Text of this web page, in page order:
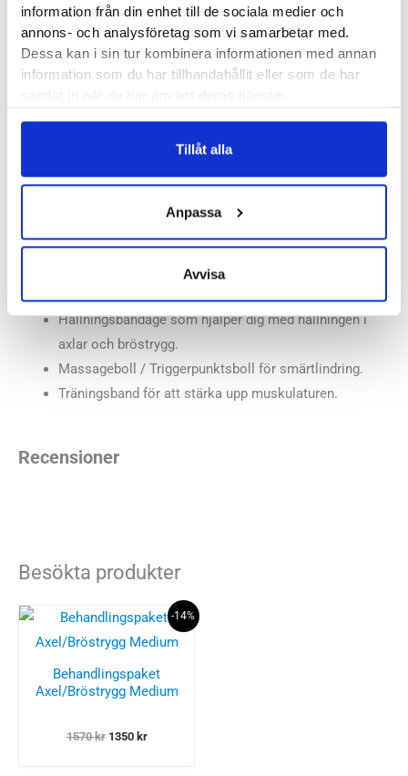
information från din enhet till de sociala medier och
annons- och analysföretag som vi samarbetar med.
Dessa kan i sin tur kombinera informationen med annan
information som du har tillhandahållit eller som de har
Tillåt alla
Anpassa
Avvisa
Artikelnr: gl10267 Kategorier:Ryggstöd , Axlar och Bröstrygg
Produktegenskaper
och rehabilitera smärta från bröstryggen och axlarna. Med
dessa produkter stärker du både muskulaturen, förbättrar din
hållning och minskar risken för smärta och värk.
Hållningsbandage som hjälper dig med hållningen i
axlar och bröstrygg.
Massageboll / Triggerpunktsboll för smärtlindring.
Träningsband för att stärka upp muskulaturen.
Recensioner
Besökta produkter
-14%
Behandlingspaket
Axel/Bröstrygg Medium
1570kr Det
1350 krDet